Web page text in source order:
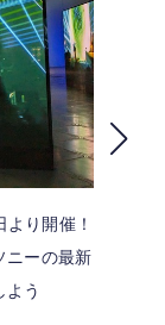
り開催！
ニーの最新
よう